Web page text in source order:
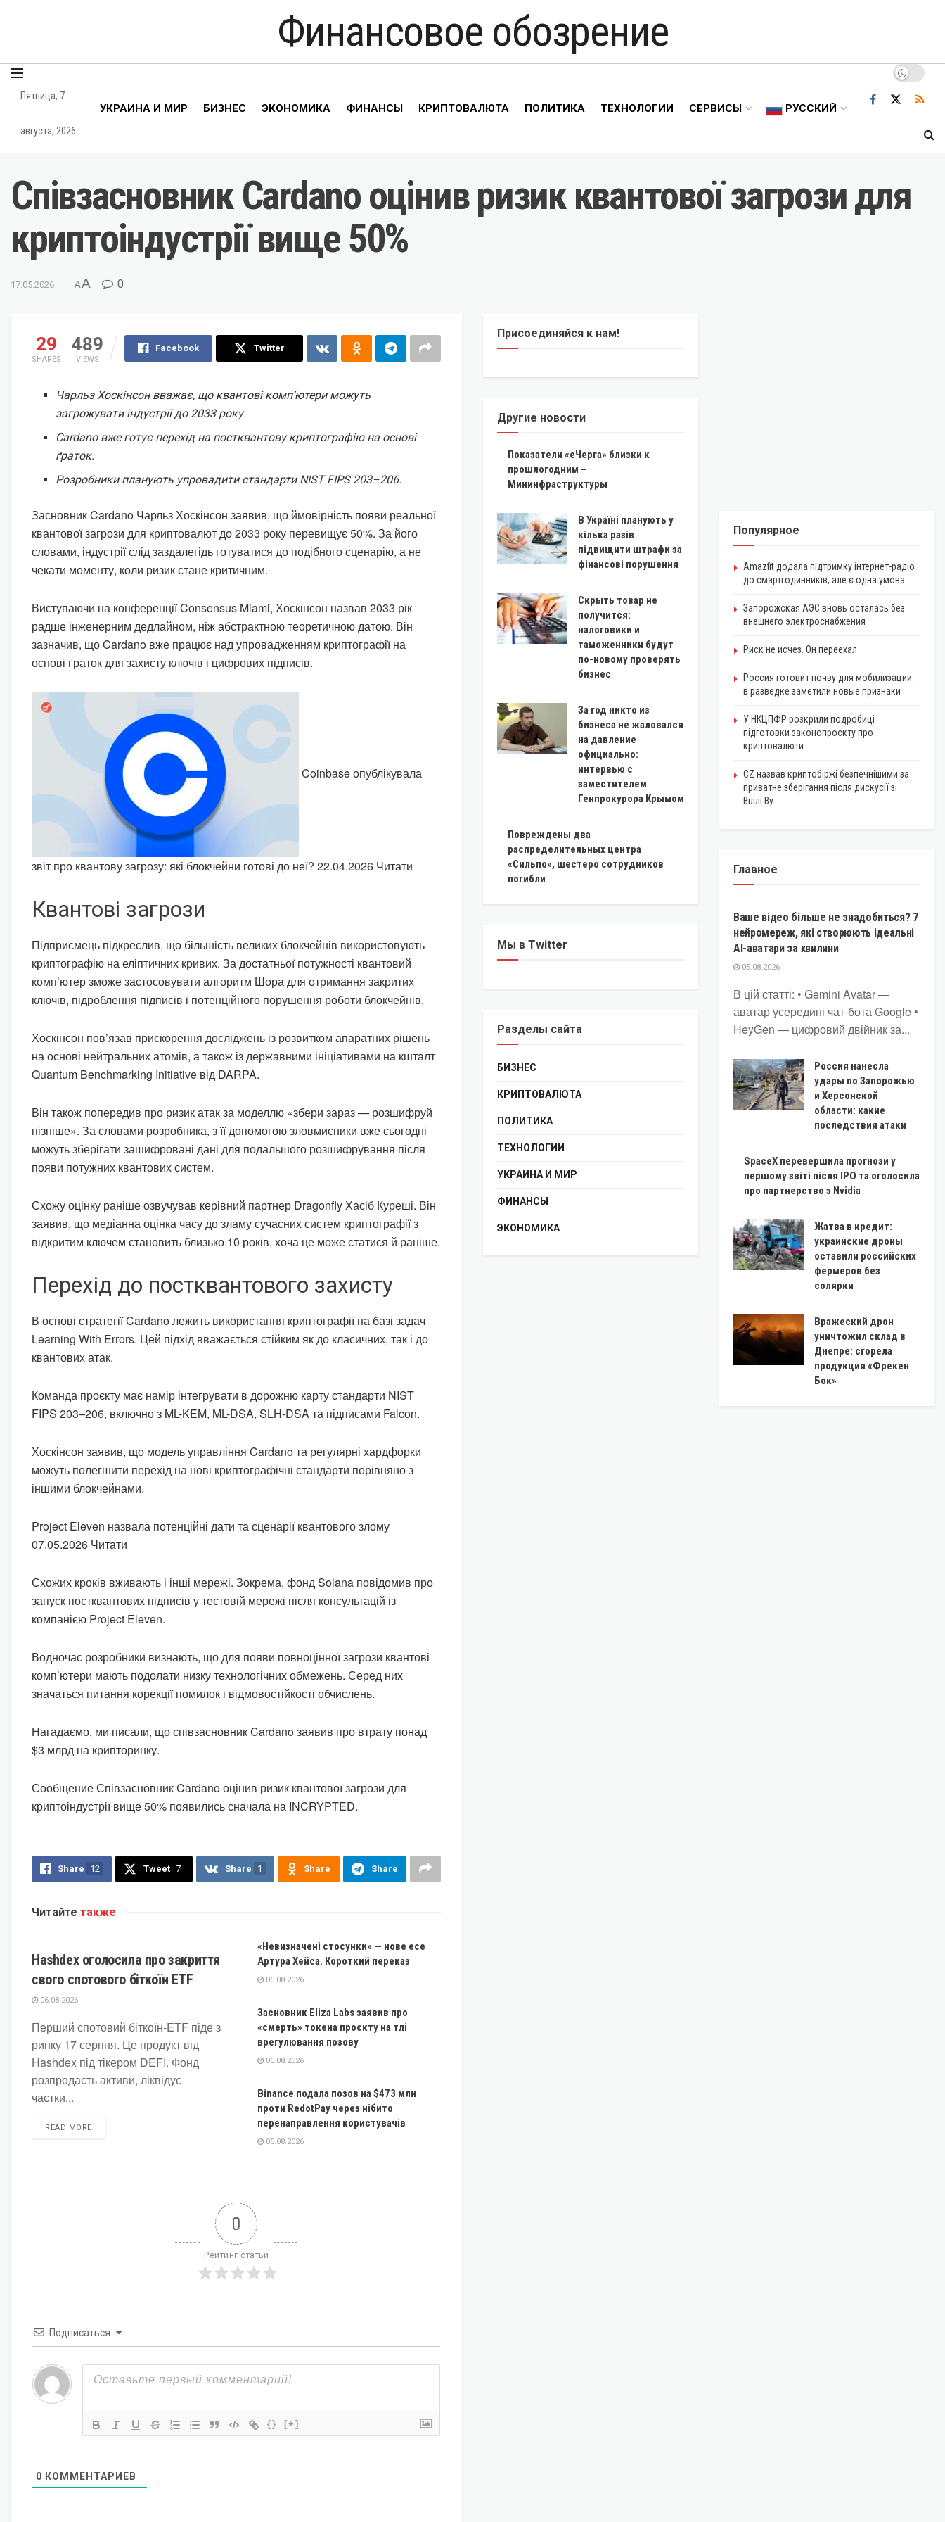
Финансовое обозрение
Пятница, 7
августа, 2026
УКРАИНА И МИР БИЗНЕС ЭКОНОМИКА ФИНАНСЫ КРИПТОВАЛЮТА ПОЛИТИКА ТЕХНОЛОГИИ СЕРВИСЫ РУССКИЙ
Співзасновник Cardano оцінив ризик квантової загрози для
криптоіндустрії вище 50%
17.05.2026 AA 0
29
SHARES
489
VIEWS
Facebook Twitter
Чарльз Хоскінсон вважає, що квантові комп’ютери можуть
загрожувати індустрії до 2033 року.
Cardano вже готує перехід на постквантову криптографію на основі
ґраток.
Розробники планують упровадити стандарти NIST FIPS 203–206.
Засновник Cardano Чарльз Хоскінсон заявив, що ймовірність появи реальної
квантової загрози для криптовалют до 2033 року перевищує 50%. За його
словами, індустрії слід заздалегідь готуватися до подібного сценарію, а не
чекати моменту, коли ризик стане критичним.
Виступаючи на конференції Consensus Miami, Хоскінсон назвав 2033 рік
радше інженерним дедлайном, ніж абстрактною теоретичною датою. Він
зазначив, що Cardano вже працює над упровадженням криптографії на
основі ґраток для захисту ключів і цифрових підписів.
Coinbase опублікувала
звіт про квантову загрозу: які блокчейни готові до неї? 22.04.2026 Читати
Квантові загрози
Підприємець підкреслив, що більшість великих блокчейнів використовують
криптографію на еліптичних кривих. За достатньої потужності квантовий
комп’ютер зможе застосовувати алгоритм Шора для отримання закритих
ключів, підроблення підписів і потенційного порушення роботи блокчейнів.
Хоскінсон пов’язав прискорення досліджень із розвитком апаратних рішень
на основі нейтральних атомів, а також із державними ініціативами на кшталт
Quantum Benchmarking Initiative від DARPA.
Він також попередив про ризик атак за моделлю «збери зараз — розшифруй
пізніше». За словами розробника, з її допомогою зловмисники вже сьогодні
можуть зберігати зашифровані дані для подальшого розшифрування після
появи потужних квантових систем.
Схожу оцінку раніше озвучував керівний партнер Dragonfly Хасіб Куреші. Він
заявив, що медіанна оцінка часу до зламу сучасних систем криптографії з
відкритим ключем становить близько 10 років, хоча це може статися й раніше.
Перехід до постквантового захисту
В основі стратегії Cardano лежить використання криптографії на базі задач
Learning With Errors. Цей підхід вважається стійким як до класичних, так і до
квантових атак.
Команда проєкту має намір інтегрувати в дорожню карту стандарти NIST
FIPS 203–206, включно з ML-KEM, ML-DSA, SLH-DSA та підписами Falcon.
Хоскінсон заявив, що модель управління Cardano та регулярні хардфорки
можуть полегшити перехід на нові криптографічні стандарти порівняно з
іншими блокчейнами.
Project Eleven назвала потенційні дати та сценарії квантового злому
07.05.2026 Читати
Схожих кроків вживають і інші мережі. Зокрема, фонд Solana повідомив про
запуск постквантових підписів у тестовій мережі після консультацій із
компанією Project Eleven.
Водночас розробники визнають, що для появи повноцінної загрози квантові
комп’ютери мають подолати низку технологічних обмежень. Серед них
значаться питання корекції помилок і відмовостійкості обчислень.
Нагадаємо, ми писали, що співзасновник Cardano заявив про втрату понад
$3 млрд на крипторинку.
Сообщение Співзасновник Cardano оцінив ризик квантової загрози для
криптоіндустрії вище 50% появились сначала на INCRYPTED.
Share 12 Tweet 7 Share 1 Share Share
Читайте также
Hashdex оголосила про закриття
свого спотового біткоїн ETF
06.08.2026
Перший спотовий біткоїн-ETF піде з
ринку 17 серпня. Це продукт від
Hashdex під тікером DEFI. Фонд
розпродасть активи, ліквідує
частки...
READ MOREDETAILS
«Невизначені стосунки» — нове есе
Артура Хейса. Короткий переказ
06.08.2026
Засновник Eliza Labs заявив про
«смерть» токена проєкту на тлі
врегулювання позову
06.08.2026
Binance подала позов на $473 млн
проти RedotPay через нібито
перенаправлення користувачів
05.08.2026
0
Рейтинг статьи
Подписаться
{} [+]
0 КОММЕНТАРИЕВ
Присоединяйся к нам!
Другие новости
Показатели «еЧерга» близки к
прошлогодним –
Мининфраструктуры
В Україні планують у
кілька разів
підвищити штрафи за
фінансові порушення
Скрыть товар не
получится:
налоговики и
таможенники будут
по-новому проверять
бизнес
За год никто из
бизнеса не жаловался
на давление
официально:
интервью с
заместителем
Генпрокурора Крымом
Повреждены два
распределительных центра
«Сильпо», шестеро сотрудников
погибли
Мы в Twitter
Разделы сайта
БИЗНЕС
КРИПТОВАЛЮТА
ПОЛИТИКА
ТЕХНОЛОГИИ
УКРАИНА И МИР
ФИНАНСЫ
ЭКОНОМИКА
Популярное
Amazfit додала підтримку інтернет-радіо
до смартгодинників, але є одна умова
Запорожская АЭС вновь осталась без
внешнего электроснабжения
Риск не исчез. Он переехал
Россия готовит почву для мобилизации:
в разведке заметили новые признаки
У НКЦПФР розкрили подробиці
підготовки законопроєкту про
криптовалюти
CZ назвав криптобіржі безпечнішими за
приватне зберігання після дискусії зі
Віллі Ву
Главное
КРИПТОВАЛЮТА
Ваше відео більше не знадобиться? 7
нейромереж, які створюють ідеальні
AI-аватари за хвилини
05.08.2026
В цій статті: • Gemini Avatar ―
аватар усередині чат-бота Google •
HeyGen ― цифровий двійник за...
Россия нанесла
удары по Запорожью
и Херсонской
области: какие
последствия атаки
SpaceX перевершила прогнози у
першому звіті після IPO та оголосила
про партнерство з Nvidia
Жатва в кредит:
украинские дроны
оставили российских
фермеров без
солярки
Вражеский дрон
уничтожил склад в
Днепре: сгорела
продукция «Фрекен
Бок»